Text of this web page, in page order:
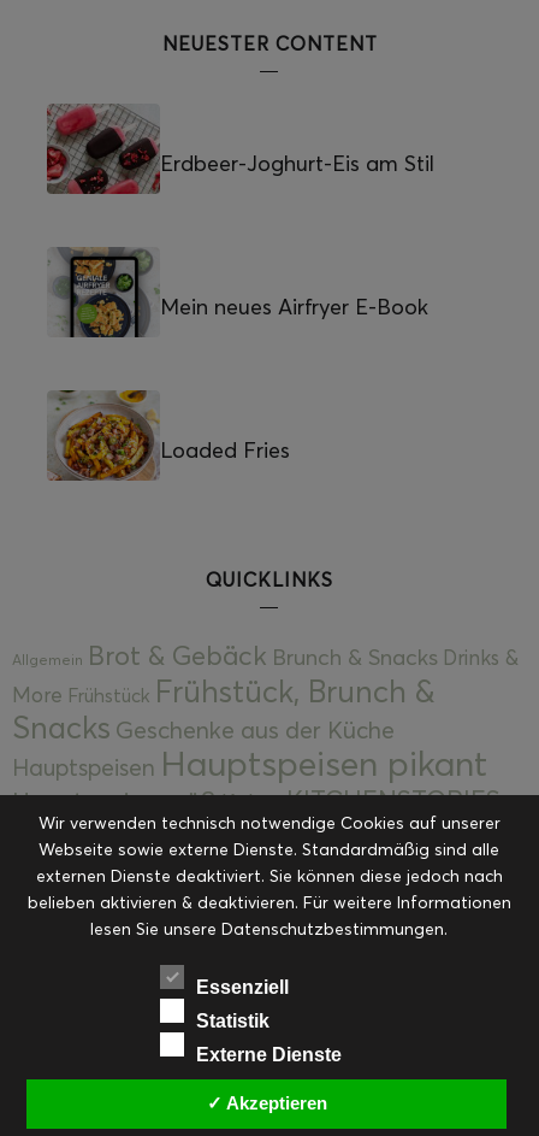
NEUESTER CONTENT
Erdbeer-Joghurt-Eis am Stil
Mein neues Airfryer E-Book
Loaded Fries
QUICKLINKS
Allgemein Brot & Gebäck Brunch & Snacks Drinks &
More Frühstück Frühstück, Brunch &
Snacks Geschenke aus der Küche
Hauptspeisen Hauptspeisen pikant
Hauptspeisen süßKekseKITCHENSTORIES
Kuchen, Torten & Desserts Kuchen und
Desserts Kulinarik Kulinarische Mitbringsel &
Eingemachtes Ohne Kategorie Ostern Resteküche
RezepteSaisonalSliderStartseite
Suppen, Salate & Vorspeisen
Vorspeisen, Salate & Suppen
Weihnachten Workshops & Events
Wir verwenden technisch notwendige Cookies auf unserer
Webseite sowie externe Dienste. Standardmäßig sind alle
externen Dienste deaktiviert. Sie können diese jedoch nach
belieben aktivieren & deaktivieren. Für weitere Informationen
lesen Sie unsere Datenschutzbestimmungen.
Essenziell
Statistik
Externe Dienste
✓ Akzeptieren